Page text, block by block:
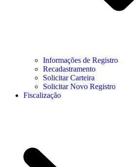
Informações de Registro
Recadastramento
Solicitar Carteira
Solicitar Novo Registro
Fiscalização